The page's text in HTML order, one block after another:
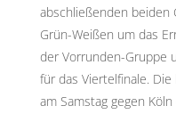
abschließenden beiden
Grün-Weißen um das
der Vorrunden-Gruppe
für das Viertelfinale.
am Samstag gegen